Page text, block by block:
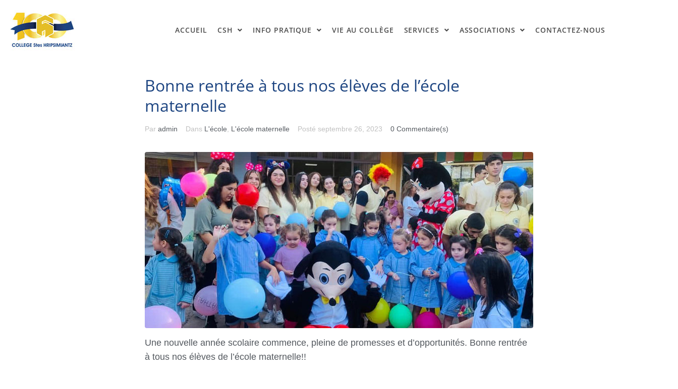
ACCUEIL CSH INFO PRATIQUE VIE AU COLLÈGE SERVICES ASSOCIATIONS CONTACTEZ-NOUS
Bonne rentrée à tous nos élèves de l’école
maternelle
Par admin Dans L'école L'école maternelle Posté septembre 26, 2023 0 Commentaire(s)
Une nouvelle année scolaire commence, pleine de promesses et d’opportunités. Bonne rentrée
à tous nos élèves de l’école maternelle!!